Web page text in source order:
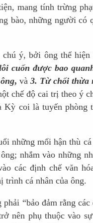
mang tính trừng
bào, những người có
ý, bởi ông thể
cuốn được bao
, và 3. Từ chối thừa
chế độ cai trị theo ý
Kỳ coi là tuyến phòng
những mối hận thù
nhắm vào những
các định chế văn
trình cá nhân của ông.
“bảo đảm rằng
nên phụ thuộc vào